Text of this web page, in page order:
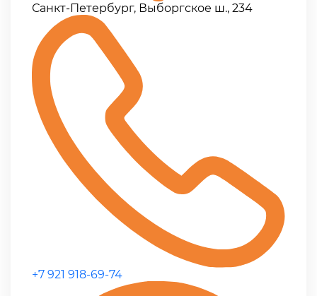
Санкт-Петербург, Выборгское ш., 234
+7 921 918-69-74